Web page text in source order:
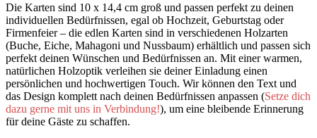
Die Karten sind 10 x 14,4 cm groß und passen perfekt zu deinen
individuellen Bedürfnissen, egal ob Hochzeit, Geburtstag oder
Firmenfeier – die edlen Karten sind in verschiedenen Holzarten
(Buche, Eiche, Mahagoni und Nussbaum) erhältlich und passen sich
perfekt deinen Wünschen und Bedürfnissen an. Mit einer warmen,
natürlichen Holzoptik verleihen sie deiner Einladung einen
persönlichen und hochwertigen Touch. Wir können den Text und
das Design komplett nach deinen Bedürfnissen anpassen (Setze dich
dazu gerne mit uns in Verbindung!), um eine bleibende Erinnerung
für deine Gäste zu schaffen.